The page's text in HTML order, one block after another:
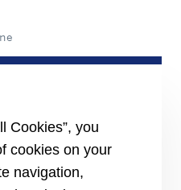
Cookies”, you
cookies on your
navigation,